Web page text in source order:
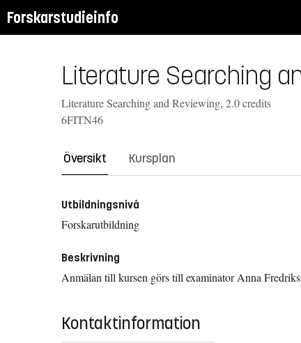
Forskarstudieinfo
Literature Searching
Literature Searching and Reviewing, 2.0 credits
6FITN46
Översikt Kursplan
Utbildningsnivå
Forskarutbildning
Beskrivning
Anmälan till kursen görs till examinator Anna
Kontaktinformation